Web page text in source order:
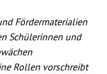
Fördermaterialien
Schülerinnen und
Rollen vorschreibt